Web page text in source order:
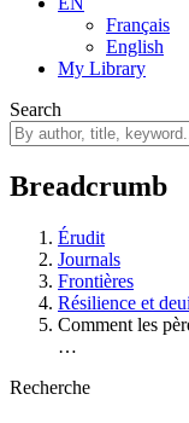
Français
English
My Library
Search
Breadcrumb
Érudit
Journals
Frontières
Résilience et
Comment les
…
Recherche